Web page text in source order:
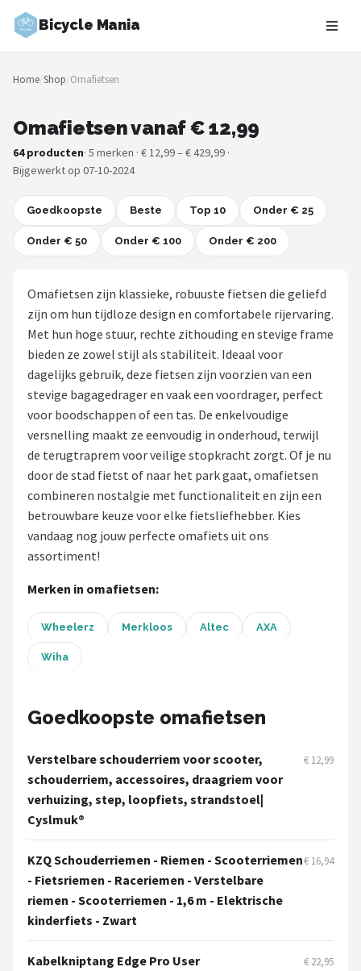
Bicycle Mania
Zoeken
NAVIGATIE
Merken
Blog
Fietsroutes
Stadsfietsen
Elektrische fietsen
Mountainbikes
Shop
POPULAIRE MERKEN
Basil
Volare
AXA
New Looxs
Schwalbe
Voltano
Shimano
Alle merken →
Home/Shop/Omafietsen
Omafietsen vanaf € 12,99
64 producten· 5 merken · € 12,99 – € 429,99 ·
Bijgewerkt op 07-10-2024
Goedkoopste Beste Top 10 Onder € 25
Onder € 50 Onder € 100 Onder € 200
Omafietsen zijn klassieke, robuuste fietsen die geliefd
zijn om hun tijdloze design en comfortabele rijervaring.
Met hun hoge stuur, rechte zithouding en stevige frame
bieden ze zowel stijl als stabiliteit. Ideaal voor
dagelijks gebruik, deze fietsen zijn voorzien van een
stevige bagagedrager en vaak een voordrager, perfect
voor boodschappen of een tas. De enkelvoudige
versnelling maakt ze eenvoudig in onderhoud, terwijl
de terugtraprem voor veilige stopkracht zorgt. Of je nu
door de stad fietst of naar het park gaat, omafietsen
combineren nostalgie met functionaliteit en zijn een
betrouwbare keuze voor elke fietsliefhebber. Kies
vandaag nog jouw perfecte omafiets uit ons
assortiment!
Merken in omafietsen:
Wheelerz Merkloos Altec AXA
Wiha
Goedkoopste omafietsen
Verstelbare schouderriem voor scooter,
schouderriem, accessoires, draagriem voor
verhuizing, step, loopfiets, strandstoel|
Cyslmuk®
€ 12,99
KZQ Schouderriemen - Riemen - Scooterriemen
- Fietsriemen - Raceriemen - Verstelbare
riemen - Scooterriemen - 1,6 m - Elektrische
kinderfiets - Zwart
€ 16,94
Kabelkniptang Edge Pro User € 22,95